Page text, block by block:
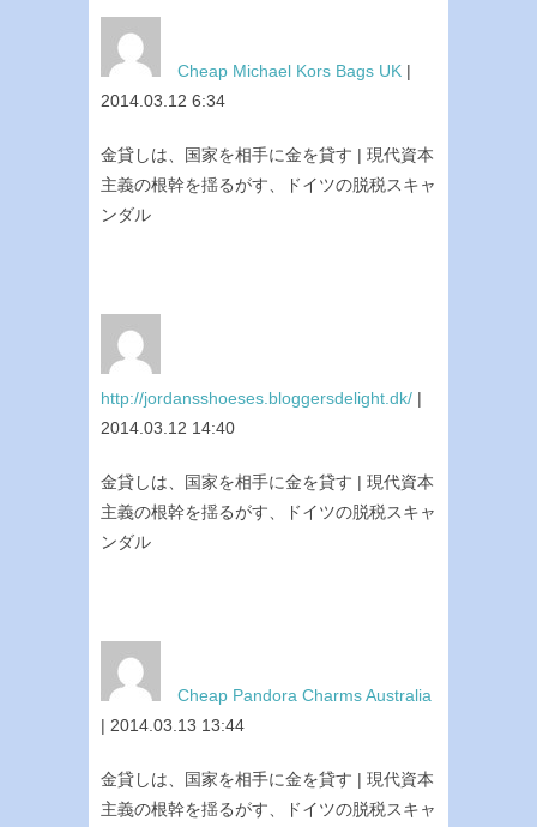
Cheap Michael Kors Bags UK |
2014.03.12 6:34
金貸しは、国家を相手に金を貸す | 現代資本
主義の根幹を揺るがす、ドイツの脱税スキャ
ンダル
http://jordansshoeses.bloggersdelight.dk/ |
2014.03.12 14:40
金貸しは、国家を相手に金を貸す | 現代資本
主義の根幹を揺るがす、ドイツの脱税スキャ
ンダル
Cheap Pandora Charms Australia
| 2014.03.13 13:44
金貸しは、国家を相手に金を貸す | 現代資本
主義の根幹を揺るがす、ドイツの脱税スキャ